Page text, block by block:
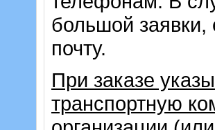
большой заявки,
почту.
При заказе
транспортную